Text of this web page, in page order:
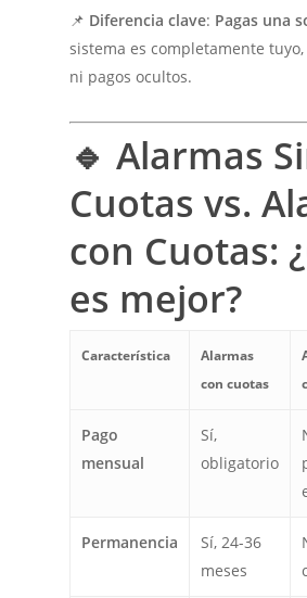
📌 Diferencia clave: Pagas una
sistema es completamente
ni pagos ocultos.
🔹 Alarmas
Cuotas vs.
con Cuotas:
es mejor?
Característica
Alarmas
con cuotas
Pago
mensual
Sí,
obligatorio
Permanencia
Sí, 24-36
meses